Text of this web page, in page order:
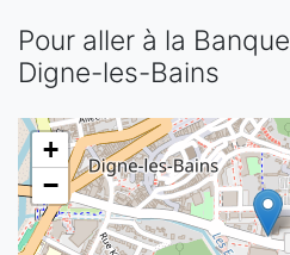
Pour aller à la
Digne-les-Bains
+
−